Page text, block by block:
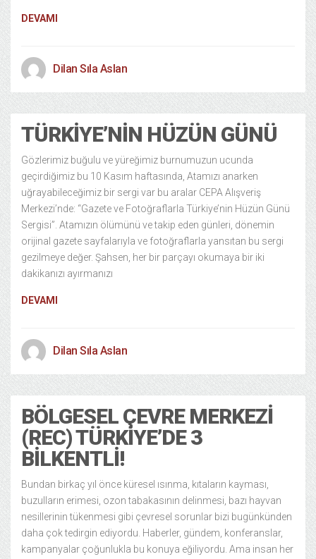
DEVAMI
Dilan Sıla Aslan
TÜRKIYE’NIN HÜZÜN GÜNÜ
Gözlerimiz buğulu ve yüreğimiz burnumuzun ucunda
geçirdiğimiz bu 10 Kasım haftasında, Atamızı anarken
uğrayabileceğimiz bir sergi var bu aralar CEPA Alışveriş
Merkezi’nde: “Gazete ve Fotoğraflarla Türkiye’nin Hüzün Günü
Sergisi”. Atamızın ölümünü ve takip eden günleri, dönemin
orijinal gazete sayfalarıyla ve fotoğraflarla yansıtan bu sergi
gezilmeye değer. Şahsen, her bir parçayı okumaya bir iki
dakikanızı ayırmanızı
DEVAMI
Dilan Sıla Aslan
BÖLGESEL ÇEVRE MERKEZI
(REC) TÜRKIYE’DE 3
BILKENTLI!
Bundan birkaç yıl önce küresel ısınma, kıtaların kayması,
buzulların erimesi, ozon tabakasının delinmesi, bazı hayvan
nesillerinin tükenmesi gibi çevresel sorunlar bizi bugünkünden
daha çok tedirgin ediyordu. Haberler, gündem, konferanslar,
kampanyalar çoğunlukla bu konuya eğiliyordu. Ama insan her